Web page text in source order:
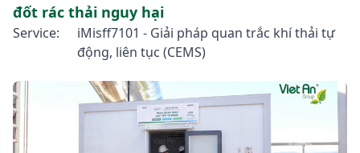
đốt rác thải nguy hại
Service:
iMisff7101 - Giải pháp quan trắc khí thải tự
động, liên tục (CEMS)